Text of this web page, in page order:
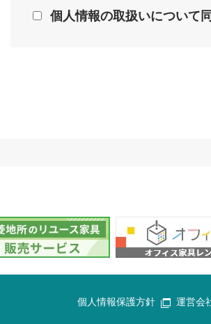
個人情報の取扱いについて
個人情報保護方針 運営会